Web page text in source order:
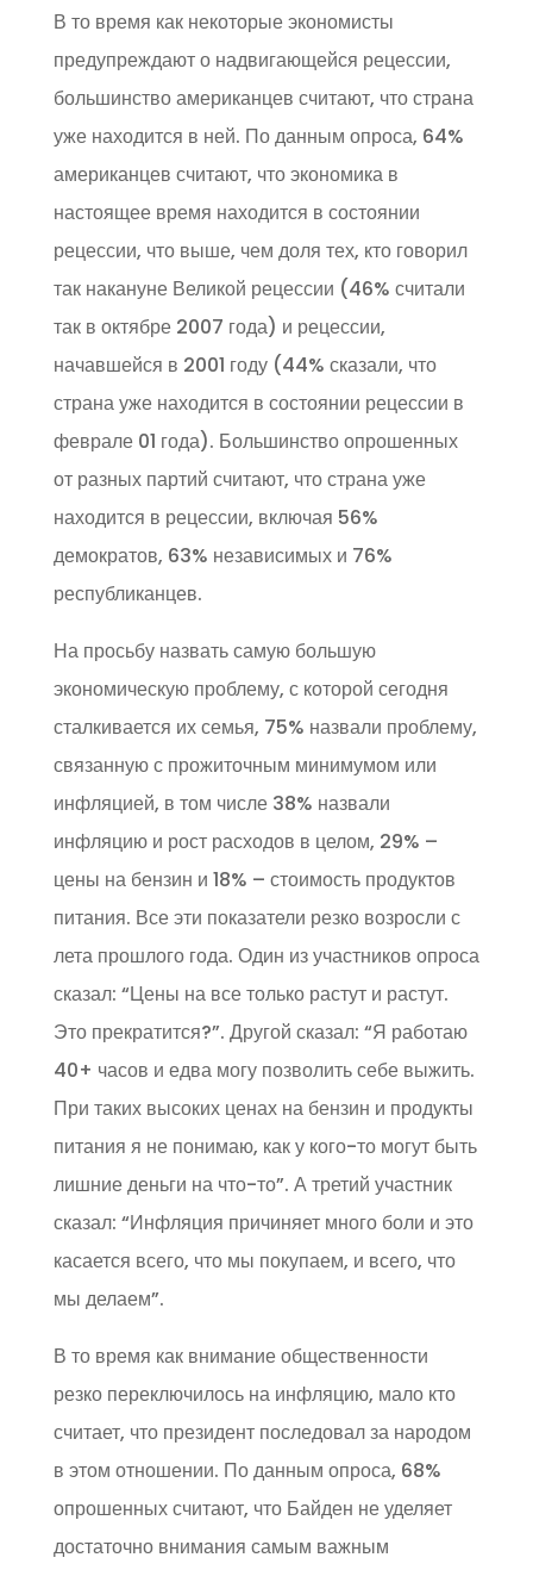
В то время как некоторые экономисты
предупреждают о надвигающейся рецессии,
большинство американцев считают, что страна
уже находится в ней. По данным опроса, 64%
американцев считают, что экономика в
настоящее время находится в состоянии
рецессии, что выше, чем доля тех, кто говорил
так накануне Великой рецессии (46% считали
так в октябре 2007 года) и рецессии,
начавшейся в 2001 году (44% сказали, что
страна уже находится в состоянии рецессии в
феврале 01 года). Большинство опрошенных
от разных партий считают, что страна уже
находится в рецессии, включая 56%
демократов, 63% независимых и 76%
республиканцев.
На просьбу назвать самую большую
экономическую проблему, с которой сегодня
сталкивается их семья, 75% назвали проблему,
связанную с прожиточным минимумом или
инфляцией, в том числе 38% назвали
инфляцию и рост расходов в целом, 29% –
цены на бензин и 18% – стоимость продуктов
питания. Все эти показатели резко возросли с
лета прошлого года. Один из участников опроса
сказал: “Цены на все только растут и растут.
Это прекратится?”. Другой сказал: “Я работаю
40+ часов и едва могу позволить себе выжить.
При таких высоких ценах на бензин и продукты
питания я не понимаю, как у кого-то могут быть
лишние деньги на что-то”. А третий участник
сказал: “Инфляция причиняет много боли и это
касается всего, что мы покупаем, и всего, что
мы делаем”.
В то время как внимание общественности
резко переключилось на инфляцию, мало кто
считает, что президент последовал за народом
в этом отношении. По данным опроса, 68%
опрошенных считают, что Байден не уделяет
достаточно внимания самым важным